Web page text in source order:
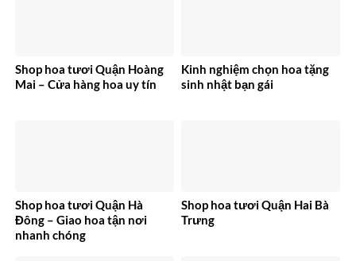
Shop hoa tươi Quận Hoàng
Mai – Cửa hàng hoa uy tín
Kinh nghiệm chọn hoa tặng
sinh nhật bạn gái
Shop hoa tươi Quận Hà
Đông – Giao hoa tận nơi
nhanh chóng
Shop hoa tươi Quận Hai Bà
Trưng